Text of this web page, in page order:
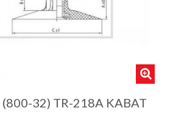
32) TR-218A KABAT